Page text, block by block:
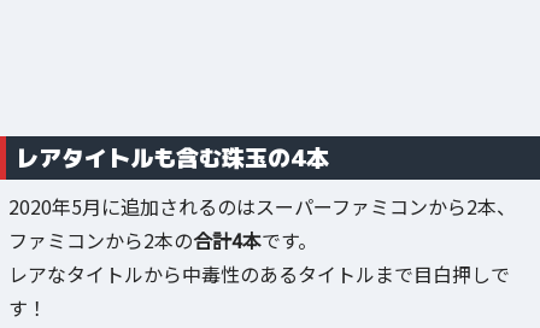
レアタイトルも含む珠玉の4本
2020年5月に追加されるのはスーパーファミコンから2本、
ファミコンから2本の合計4本です。
レアなタイトルから中毒性のあるタイトルまで目白押しで
す！